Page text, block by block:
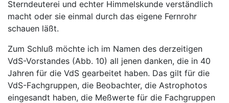
Sterndeuterei und echter Himmelskunde verständlich
macht oder sie einmal durch das eigene Fernrohr
schauen läßt.
Zum Schluß möchte ich im Namen des derzeitigen
VdS-Vorstandes (Abb. 10) all jenen danken, die in 40
Jahren für die VdS gearbeitet haben. Das gilt für die
VdS-Fachgruppen, die Beobachter, die Astrophotos
eingesandt haben, die Meßwerte für die Fachgruppen